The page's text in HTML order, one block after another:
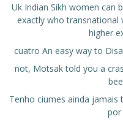
Uk Indian Sikh women can
exactly who transnational
higher
cuatro An easy way to
not, Motsak told you a
Tenho ciumes ainda
por